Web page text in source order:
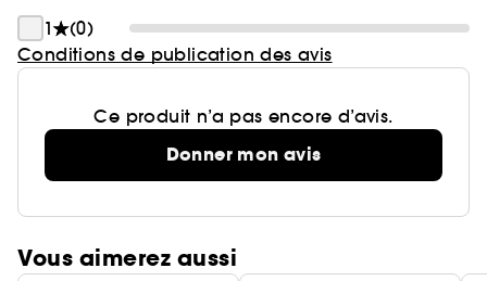
1
(0)
Conditions de publication des avis
Ce produit n’a pas encore d’avis.
Donner mon avis
Vous aimerez aussi